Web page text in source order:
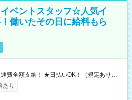
ベントスタッフ☆人気イ
働いたその日に給料もら
GET♪ お仕事後はコンビニATMから 日払
あり